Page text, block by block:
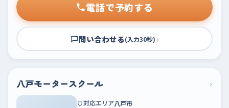
電話で予約する
問い合わせる(入力30秒) ›
八戸モータースクール ›
対応エリア八戸市